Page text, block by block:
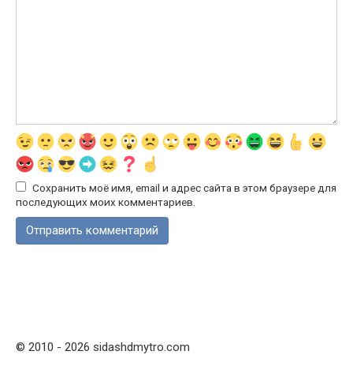
Сохранить моё имя, email и адрес сайта в этом браузере для
последующих моих комментариев.
© 2010 - 2026 sidashdmytro.com